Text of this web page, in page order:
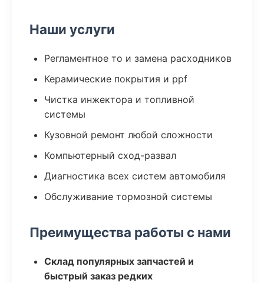
Наши услуги
Регламентное то и замена расходников
Керамические покрытия и ppf
Чистка инжектора и топливной
системы
Кузовной ремонт любой сложности
Компьютерный сход-развал
Диагностика всех систем автомобиля
Обслуживание тормозной системы
Преимущества работы с нами
Склад популярных запчастей и
быстрый заказ редких